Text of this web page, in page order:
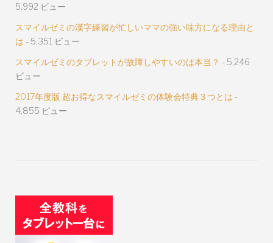
5,992 ビュー
スマイルゼミの漢字練習が忙しいママの強い味方になる理由と
は - 5,351 ビュー
スマイルゼミのタブレットが故障しやすいのは本当？ - 5,246
ビュー
2017年度版 超お得なスマイルゼミの体験会特典３つとは -
4,855 ビュー